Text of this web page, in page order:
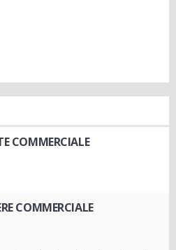
COMMERCIALE
COMMERCIALE